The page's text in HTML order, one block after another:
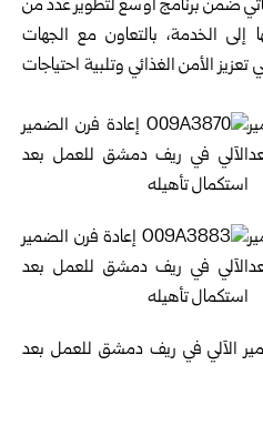
ضمن برنامج أوسع لتطوير ‏عدد من
الخدمة، بالتعاون مع ‏الجهات
الأمن الغذائي وتلبية ‏احتياجات